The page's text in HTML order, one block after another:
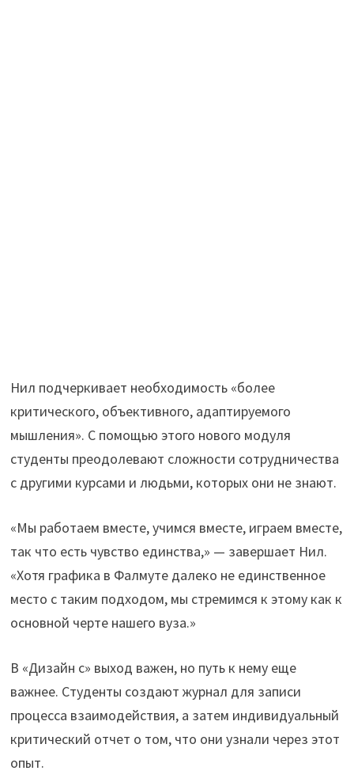
Нил подчеркивает необходимость «более
критического, объективного, адаптируемого
мышления». С помощью этого нового модуля
студенты преодолевают сложности сотрудничества
с другими курсами и людьми, которых они не знают.
«Мы работаем вместе, учимся вместе, играем вместе,
так что есть чувство единства,» — завершает Нил.
«Хотя графика в Фалмуте далеко не единственное
место с таким подходом, мы стремимся к этому как к
основной черте нашего вуза.»
В «Дизайн с» выход важен, но путь к нему еще
важнее. Студенты создают журнал для записи
процесса взаимодействия, а затем индивидуальный
критический отчет о том, что они узнали через этот
опыт.